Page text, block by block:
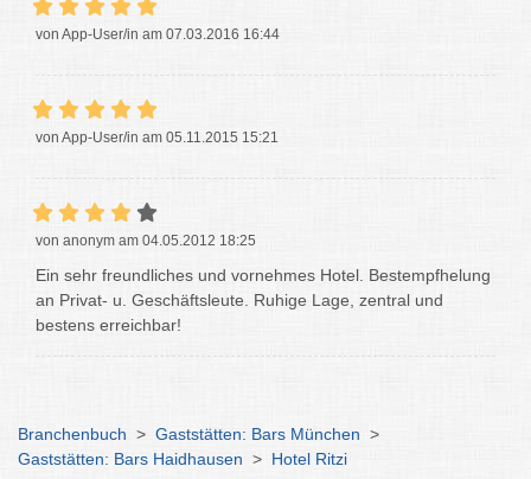
von App-User/in am 07.03.2016 16:44
von App-User/in am 05.11.2015 15:21
von anonym am 04.05.2012 18:25
Ein sehr freundliches und vornehmes Hotel. Bestempfhelung
an Privat- u. Geschäftsleute. Ruhige Lage, zentral und
bestens erreichbar!
Branchenbuch > Gaststätten: Bars München >
Gaststätten: Bars Haidhausen > Hotel Ritzi